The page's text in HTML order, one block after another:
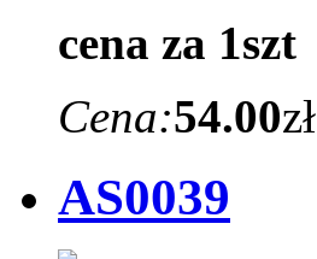
cena za 1szt
Cena:54.00zł
AS0039